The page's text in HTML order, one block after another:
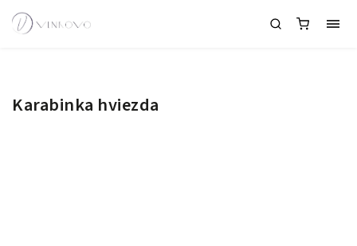
Karabinka hviezda